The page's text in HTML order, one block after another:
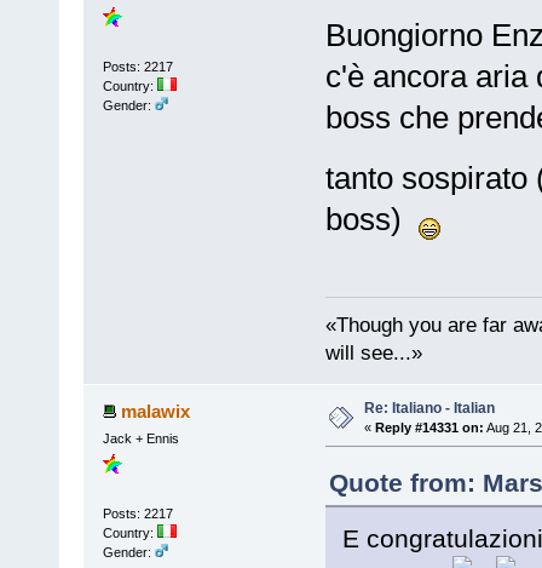
Posts: 2217
Country:
Gender:
Buongiorno
c'è ancora aria
boss che
tanto
boss)
«Though you are far
will see...»
malawix
Jack + Ennis
Posts: 2217
Country:
Gender:
Re: Italiano - Italian
« Reply #14331 on: Aug 21,
Quote from:
E